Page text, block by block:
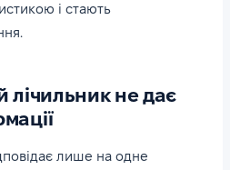
і стають
лічильник не дає
лише на одне